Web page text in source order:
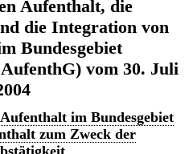
Aufenthalt, die
die Integration von
Bundesgebiet
vom 30. Juli
im Bundesgebiet
zum Zweck der